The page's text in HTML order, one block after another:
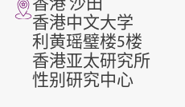
香港 沙田
香港中文大学
利黄瑶璧楼5楼
香港亚太研究所
性别研究中心